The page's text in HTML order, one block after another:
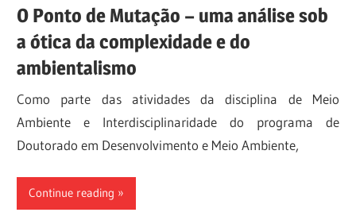
O Ponto de Mutação – uma análise sob
a ótica da complexidade e do
ambientalismo
Como parte das atividades da disciplina de Meio
Ambiente e Interdisciplinaridade do programa de
Doutorado em Desenvolvimento e Meio Ambiente,
Continue reading